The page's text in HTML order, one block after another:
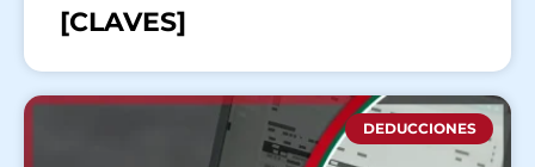
[CLAVES]
DEDUCCIONES